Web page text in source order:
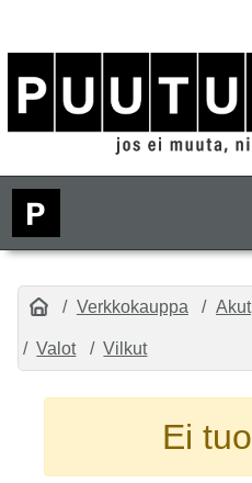
Verkkokauppa
Valot Vilkut
Ei